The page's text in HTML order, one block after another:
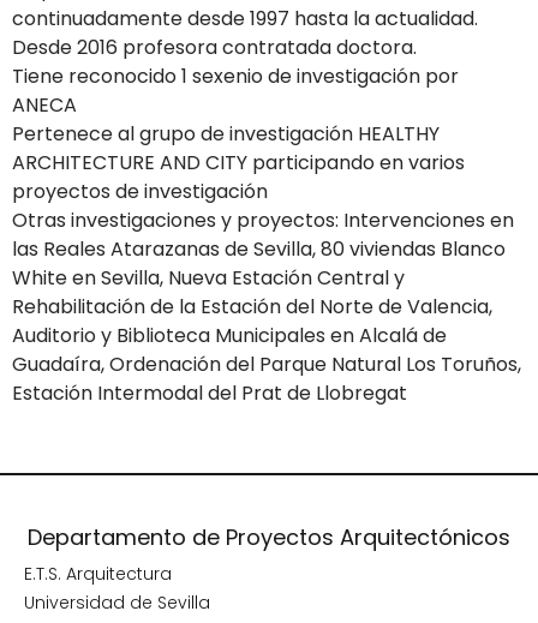
continuadamente desde 1997 hasta la actualidad.
Desde 2016 profesora contratada doctora.
Tiene reconocido 1 sexenio de investigación por
ANECA
Pertenece al grupo de investigación HEALTHY
ARCHITECTURE AND CITY participando en varios
proyectos de investigación
Otras investigaciones y proyectos: Intervenciones en
las Reales Atarazanas de Sevilla, 80 viviendas Blanco
White en Sevilla, Nueva Estación Central y
Rehabilitación de la Estación del Norte de Valencia,
Auditorio y Biblioteca Municipales en Alcalá de
Guadaíra, Ordenación del Parque Natural Los Toruños,
Estación Intermodal del Prat de Llobregat
Departamento de Proyectos Arquitectónicos
E.T.S. Arquitectura
Universidad de Sevilla